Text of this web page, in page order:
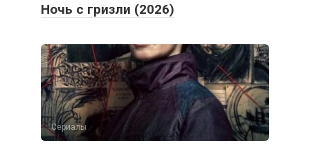
Ночь с гризли (2026)
Сериалы